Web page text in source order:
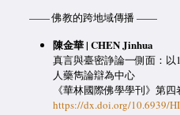
—— 佛教的跨地域傳播 ——
陳金華 | CHEN Jinhua
真言與臺密諍論一側面：
人藥雋論辯為中心
《華林國際佛學學刊》第
https://dx.doi.org/10.6939/